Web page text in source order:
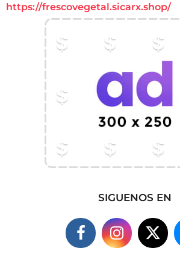
https://frescovegetal.sicarx.shop/
SIGUENOS EN